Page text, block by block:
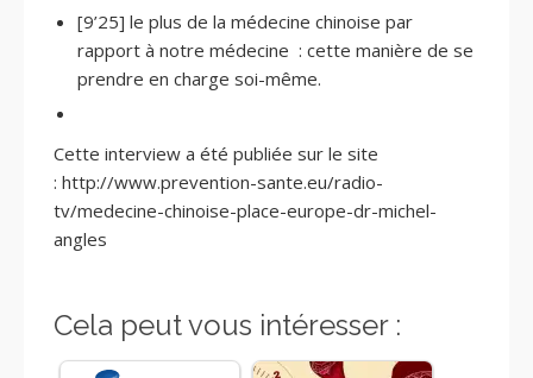
[9’25] le plus de la médecine chinoise par
rapport à notre médecine : cette manière de se
prendre en charge soi-même.
Cette interview a été publiée sur le site
: http://www.prevention-sante.eu/radio-
tv/medecine-chinoise-place-europe-dr-michel-
angles
Cela peut vous intéresser :